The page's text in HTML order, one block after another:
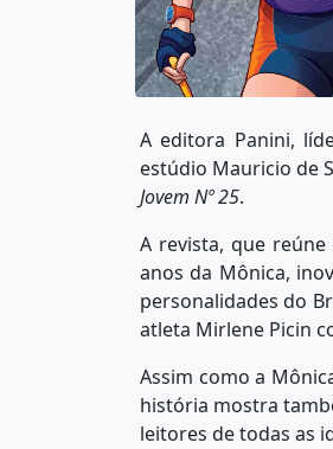
A editora Panini,
estúdio Mauricio de
Jovem Nº25.
A revista, que
anos da Mônica,
personalidades do
atleta Mirlene Picin
Assim como a
história mostra
leitores de todas as